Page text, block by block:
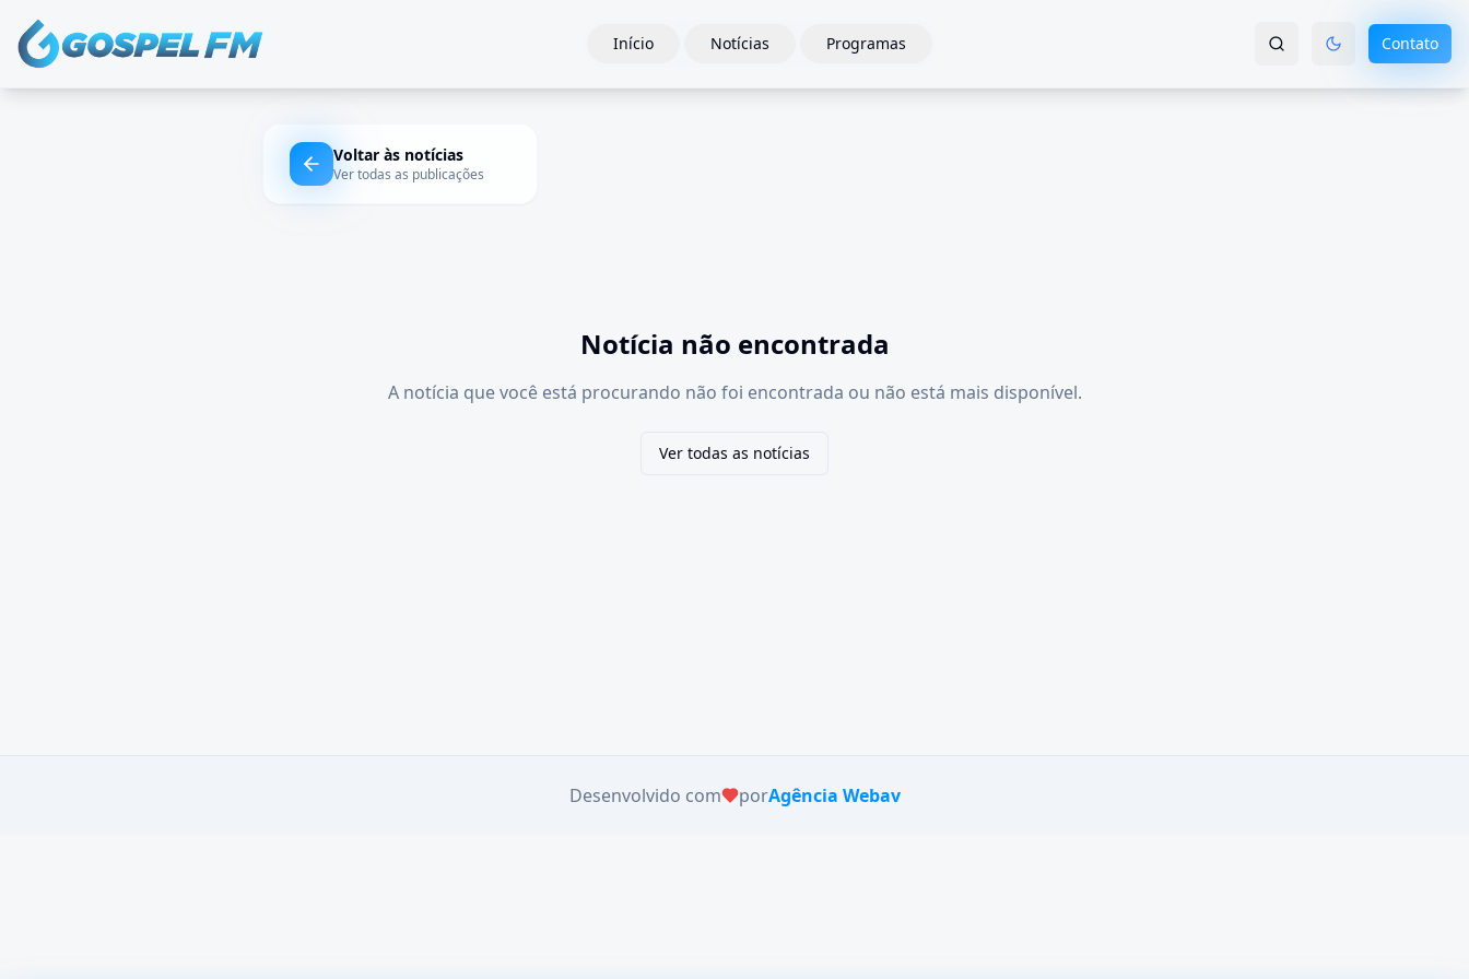
Início Notícias Programas Contato
Voltar às notícias
Ver todas as publicações
Notícia não encontrada
A notícia que você está procurando não foi encontrada ou não está mais disponível.
Ver todas as notícias
Desenvolvido com porAgência Webav